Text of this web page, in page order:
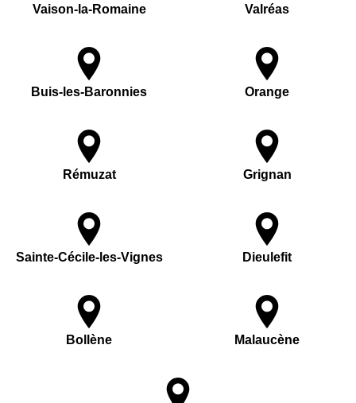
Vaison-la-Romaine Valréas
Buis-les-Baronnies Orange
Rémuzat Grignan
Sainte-Cécile-les-Vignes Dieulefit
Bollène Malaucène